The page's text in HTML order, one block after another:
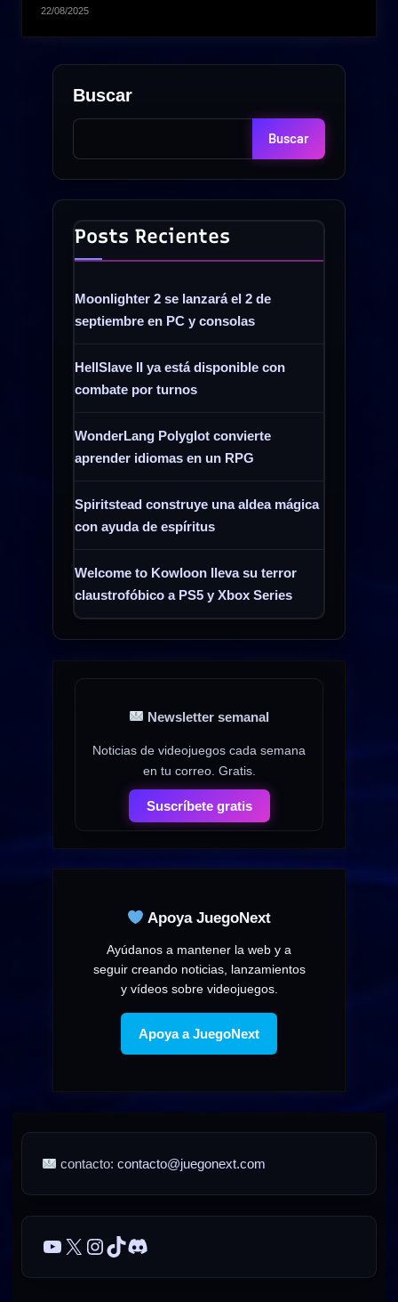
22/08/2025
Buscar
Buscar
Posts Recientes
Moonlighter 2 se lanzará el 2 de
septiembre en PC y consolas
HellSlave II ya está disponible con
combate por turnos
WonderLang Polyglot convierte
aprender idiomas en un RPG
Spiritstead construye una aldea mágica
con ayuda de espíritus
Welcome to Kowloon lleva su terror
claustrofóbico a PS5 y Xbox Series
Newsletter semanal
Noticias de videojuegos cada semana
en tu correo. Gratis.
Suscríbete gratis
Apoya JuegoNext
Ayúdanos a mantener la web y a
seguir creando noticias, lanzamientos
y vídeos sobre videojuegos.
Apoya a JuegoNext
contacto:contacto@juegonext.com
YouTube
X Instagram
TikTok
Discord